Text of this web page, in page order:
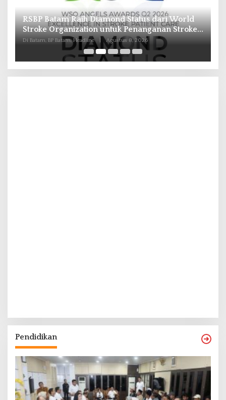
RSBP Batam Raih Diamond Status dari World
Stroke Organization untuk Penanganan Stroke
Berstandar Internasional
Di Batam, BP Batam, Headline Agustus 8, 2026
Pendidikan